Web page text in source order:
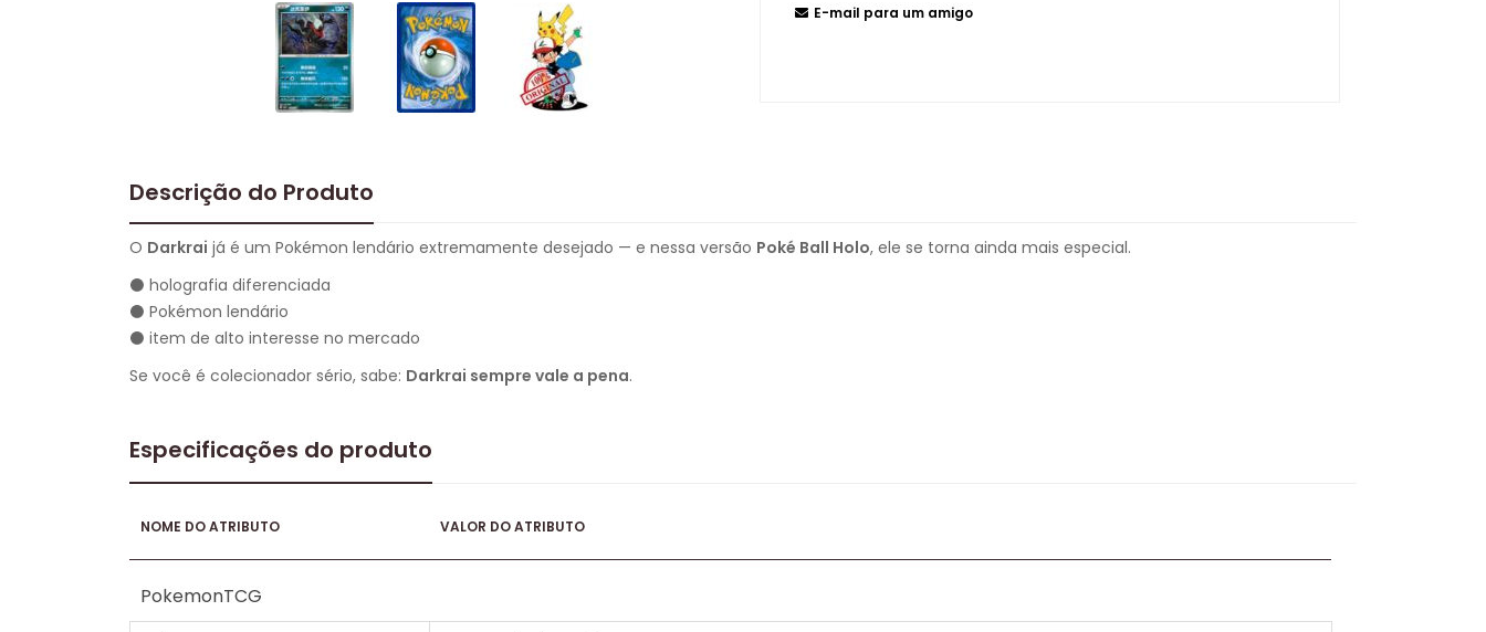
E-mail para um amigo
Descrição do Produto
O Darkrai já é um Pokémon lendário extremamente desejado — e nessa versão Poké Ball Holo, ele se torna ainda mais especial.
⚫ holografia diferenciada
⚫ Pokémon lendário
⚫ item de alto interesse no mercado
Se você é colecionador sério, sabe: Darkrai sempre vale a pena.
Especificações do produto
NOME DO ATRIBUTO VALOR DO ATRIBUTO
PokemonTCG